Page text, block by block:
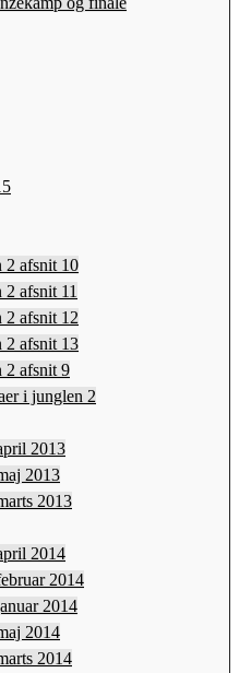
2 afsnit 10
afsnit 11
afsnit 12
2 afsnit 13
2 afsnit 9
i junglen 2
2013
2013
2013
2014
2014
2014
2014
2014